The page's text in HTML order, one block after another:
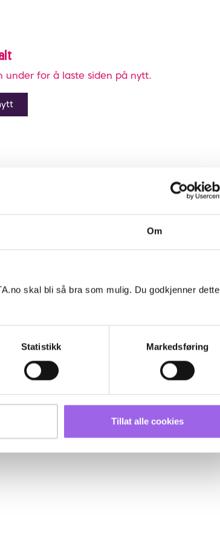
Om
skal bli så bra som mulig. Du godkjenner dette
Statistikk Markedsføring
Tillat alle cookies
under for å laste siden på nytt.